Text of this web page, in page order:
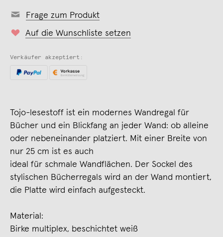
Frage zum Produkt
Auf die Wunschliste setzen
Verkäufer akzeptiert:
Tojo-lesestoff ist ein modernes Wandregal für
Bücher und ein Blickfang an jeder Wand: ob alleine
oder nebeneinander platziert. Mit einer Breite von
nur 25 cm ist es auch
ideal für schmale Wandflächen. Der Sockel des
stylischen Bücherregals wird an der Wand montiert,
die Platte wird einfach aufgesteckt.
Material:
Birke multiplex, beschichtet weiß